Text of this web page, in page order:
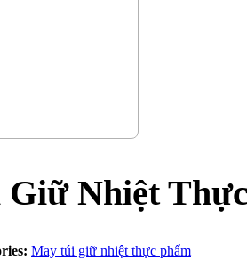
Nhiệt
May túi giữ nhiệt thực phẩm